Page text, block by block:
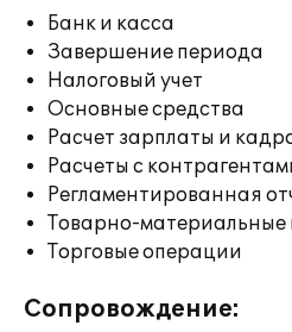
Банк и касса
Завершение периода
Налоговый учет
Основные средства
Расчет зарплаты и
Расчеты с
Регламентированная
Товарно-материальные
Торговые операции
Сопровождение: